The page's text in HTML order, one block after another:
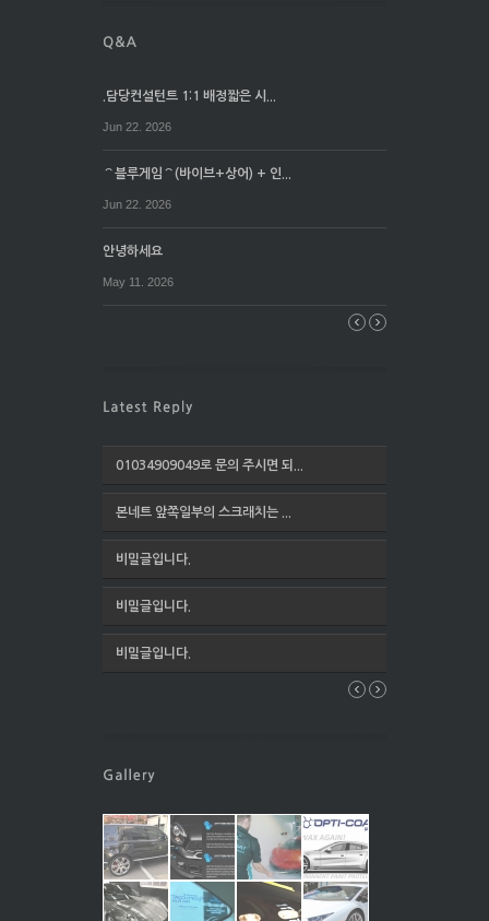
.담당컨설턴트 1:1 배정짧은 시...
Jun 22. 2026
⌒블루게임⌒(바이브+상어) + 인...
Jun 22. 2026
안녕하세요
May 11. 2026
01034909049로 문의 주시면 되...
본네트 앞쪽일부의 스크래치는 ...
비밀글입니다.
비밀글입니다.
비밀글입니다.